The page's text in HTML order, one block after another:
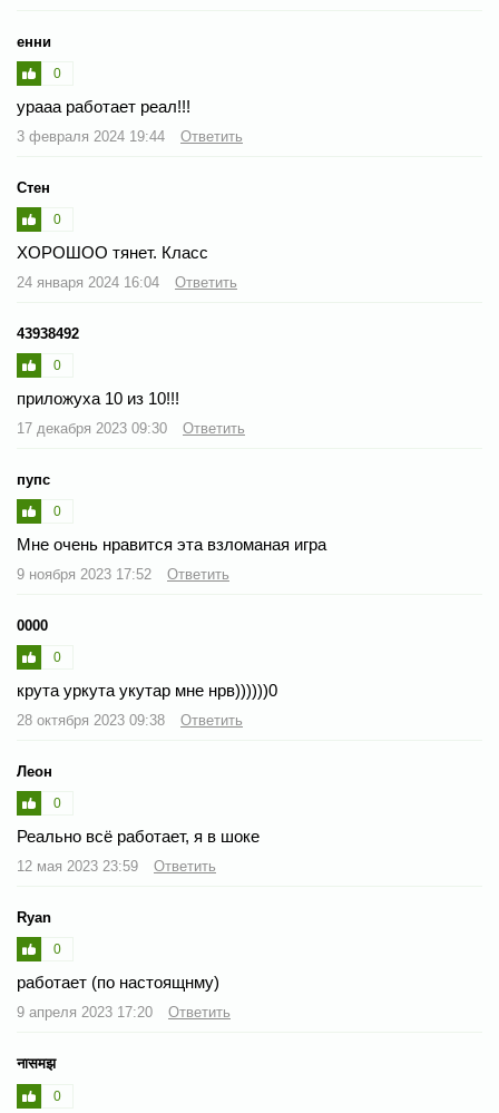
енни
0
урааа работает реал!!!
3 февраля 2024 19:44 Ответить
Стен
0
ХОРОШОО тянет. Класс
24 января 2024 16:04 Ответить
43938492
0
приложуха 10 из 10!!!
17 декабря 2023 09:30 Ответить
пупс
0
Мне очень нравится эта взломаная игра
9 ноября 2023 17:52 Ответить
0000
0
крута уркута укутар мне нрв))))))0
28 октября 2023 09:38 Ответить
Леон
0
Реально всё работает, я в шоке
12 мая 2023 23:59 Ответить
Ryan
0
работает (по настоящнму)
9 апреля 2023 17:20 Ответить
नासमझ
0